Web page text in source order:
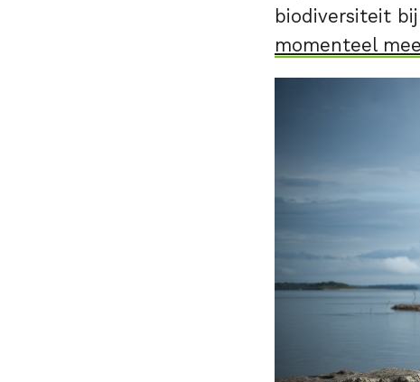
biodiversiteit
momenteel